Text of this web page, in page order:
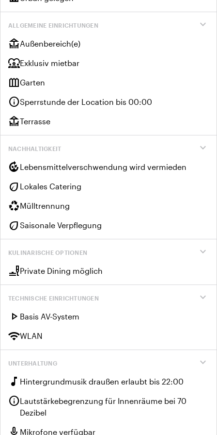
expand_more
ALLGEMEINE EINRICHTUNGEN
deckAußenbereich(e)
diversity_1Exklusiv mietbar
outdoor_gardenGarten
infoSperrstunde der Location bis 00:00
deckTerrasse
expand_more
NACHHALTIGKEIT
compost Lebensmittelverschwendung wird vermieden
eco Lokales Catering
recyclingMülltrennung
eco Saisonale Verpflegung
expand_more
KULINARISCHE OPTIONEN
brunch_diningPrivate Dining möglich
expand_more
TECHNISCHE EINRICHTUNGEN
play_arrow Basis AV-System
wifiWLAN
expand_more
UNTERHALTUNG
music_note Hintergrundmusik draußen erlaubt bis 22:00
infoLautstärkebegrenzung für Innenräume bei 70
Dezibel
mic Mikrofone verfügbar